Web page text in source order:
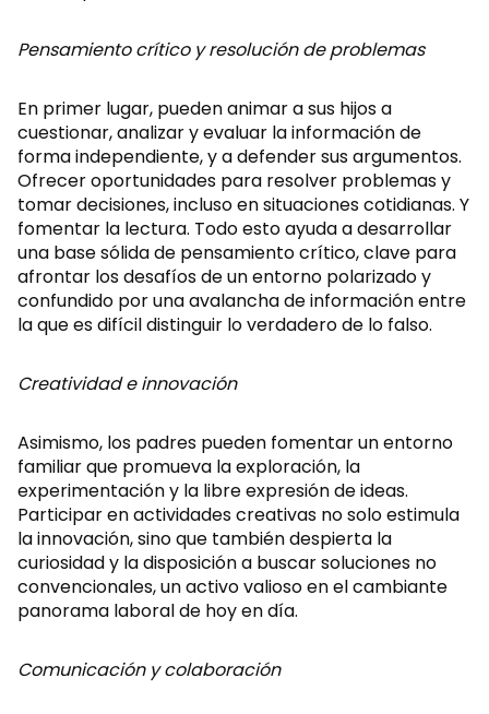
Pensamiento crítico y resolución de problemas
En primer lugar, pueden animar a sus hijos a
cuestionar, analizar y evaluar la información de
forma independiente, y a defender sus argumentos.
Ofrecer oportunidades para resolver problemas y
tomar decisiones, incluso en situaciones cotidianas. Y
fomentar la lectura. Todo esto ayuda a desarrollar
una base sólida de pensamiento crítico, clave para
afrontar los desafíos de un entorno polarizado y
confundido por una avalancha de información entre
la que es difícil distinguir lo verdadero de lo falso.
Creatividad e innovación
Asimismo, los padres pueden fomentar un entorno
familiar que promueva la exploración, la
experimentación y la libre expresión de ideas.
Participar en actividades creativas no solo estimula
la innovación, sino que también despierta la
curiosidad y la disposición a buscar soluciones no
convencionales, un activo valioso en el cambiante
panorama laboral de hoy en día.
Comunicación y colaboración